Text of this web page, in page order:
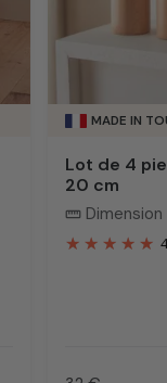
MADE IN
Lot de 4
20 cm
straighten